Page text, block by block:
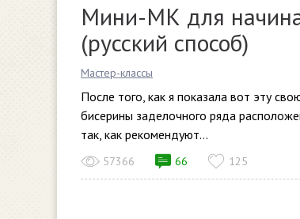
Мини-МК для
(русский способ)
Мастер-классы
После того, как я показала вот эту
бисерины заделочного ряда
так, как рекомендуют...
57366 66 125